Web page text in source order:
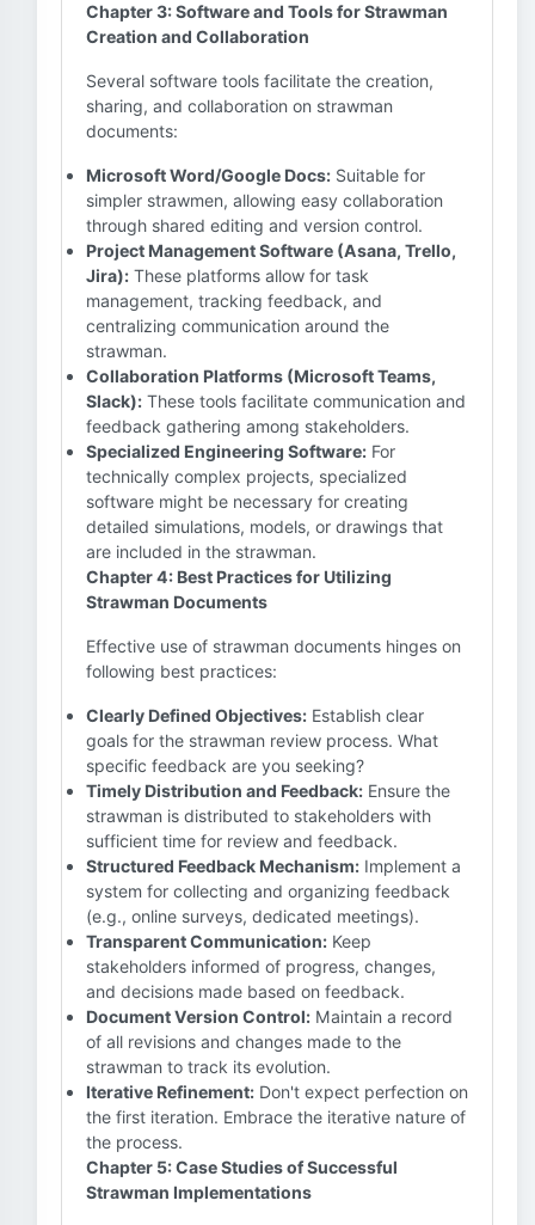
Chapter 3: Software and Tools for Strawman
Creation and Collaboration
Several software tools facilitate the creation,
sharing, and collaboration on strawman
documents:
Microsoft Word/Google Docs: Suitable for
simpler strawmen, allowing easy collaboration
through shared editing and version control.
Project Management Software (Asana, Trello,
Jira): These platforms allow for task
management, tracking feedback, and
centralizing communication around the
strawman.
Collaboration Platforms (Microsoft Teams,
Slack): These tools facilitate communication and
feedback gathering among stakeholders.
Specialized Engineering Software: For
technically complex projects, specialized
software might be necessary for creating
detailed simulations, models, or drawings that
are included in the strawman.
Chapter 4: Best Practices for Utilizing
Strawman Documents
Effective use of strawman documents hinges on
following best practices:
Clearly Defined Objectives: Establish clear
goals for the strawman review process. What
specific feedback are you seeking?
Timely Distribution and Feedback: Ensure the
strawman is distributed to stakeholders with
sufficient time for review and feedback.
Structured Feedback Mechanism: Implement a
system for collecting and organizing feedback
(e.g., online surveys, dedicated meetings).
Transparent Communication: Keep
stakeholders informed of progress, changes,
and decisions made based on feedback.
Document Version Control: Maintain a record
of all revisions and changes made to the
strawman to track its evolution.
Iterative Refinement: Don't expect perfection on
the first iteration. Embrace the iterative nature of
the process.
Chapter 5: Case Studies of Successful
Strawman Implementations